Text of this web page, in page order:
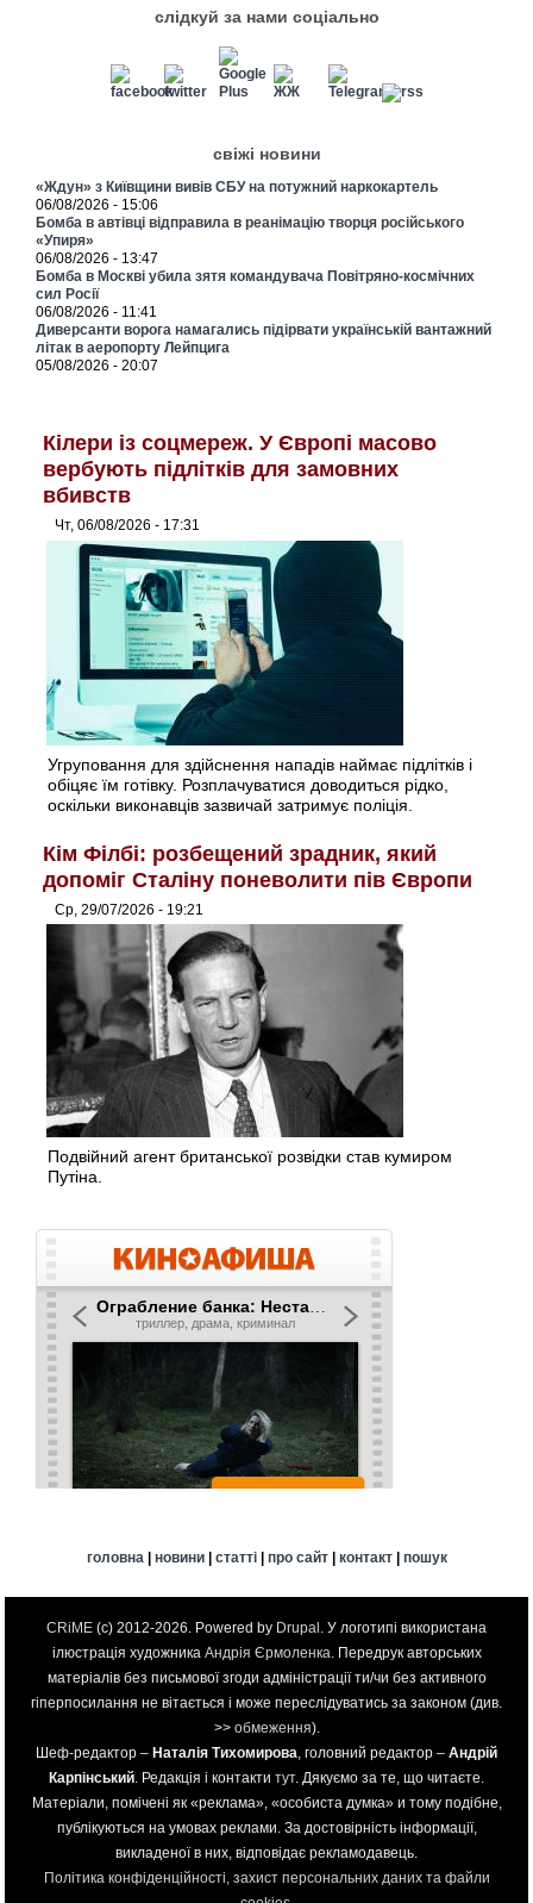
слідкуй за нами соціально
свіжі новини
«Ждун» з Київщини вивів СБУ на потужний наркокартель
06/08/2026 - 15:06
Бомба в автівці відправила в реанімацію творця російського
«Упиря»
06/08/2026 - 13:47
Бомба в Москві убила зятя командувача Повітряно-космічних
сил Росії
06/08/2026 - 11:41
Диверсанти ворога намагались підірвати українській вантажний
літак в аеропорту Лейпцига
05/08/2026 - 20:07
Кілери із соцмереж. У Європі масово
вербують підлітків для замовних
вбивств
Чт, 06/08/2026 - 17:31
Угруповання для здійснення нападів наймає підлітків і
обіцяє їм готівку. Розплачуватися доводиться рідко,
оскільки виконавців зазвичай затримує поліція.
Кім Філбі: розбещений зрадник, який
допоміг Сталіну поневолити пів Європи
Ср, 29/07/2026 - 19:21
Подвійний агент британської розвідки став кумиром
Путіна.
головна | новини| статті| про сайт| контакт| пошук
CRiME (c) 2012-2026. Powered by Drupal . У логотипі використана
ілюстрація художника Андрія Єрмоленка . Передрук авторських
матеріалів без письмової згоди адміністрації ти/чи без активного
гіперпосилання не вітається і може переслідуватись за законом (див.
>> обмеження).
Шеф-редактор – Наталія Тихомирова , головний редактор – Андрій
Карпінський . Редакція і контакти тут. Дякуємо за те, що читаєте.
Матеріали, помічені як «реклама», «особиста думка» и тому подібне,
публікуються на умовах реклами. За достовірність інформації,
викладеної в них, відповідає рекламодавець.
Політика конфіденційності, захист персональних даних та файли